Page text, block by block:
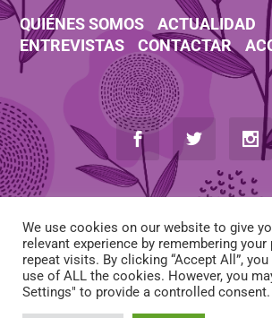
QUIÉNES SOMOS
ACTUALIDAD
ENTREVISTAS
CONTACTAR
AVISO LEGAL-POLÍTICA DE COOKIES-
We use cookies on our website to give
relevant experience by remembering your
repeat visits. By clicking “Accept All”,
use of ALL the cookies. However, you
Settings" to provide a controlled consent.